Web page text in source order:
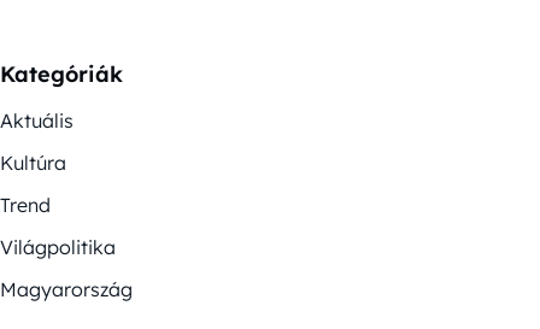
Kategóriák
Aktuális
Kultúra
Trend
Világpolitika
Magyarország